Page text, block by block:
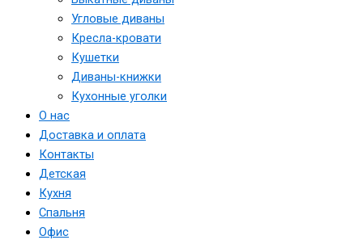
Угловые диваны
Кресла-кровати
Кушетки
Диваны-книжки
Кухонные уголки
О нас
Доставка и оплата
Контакты
Детская
Кухня
Спальня
Офис